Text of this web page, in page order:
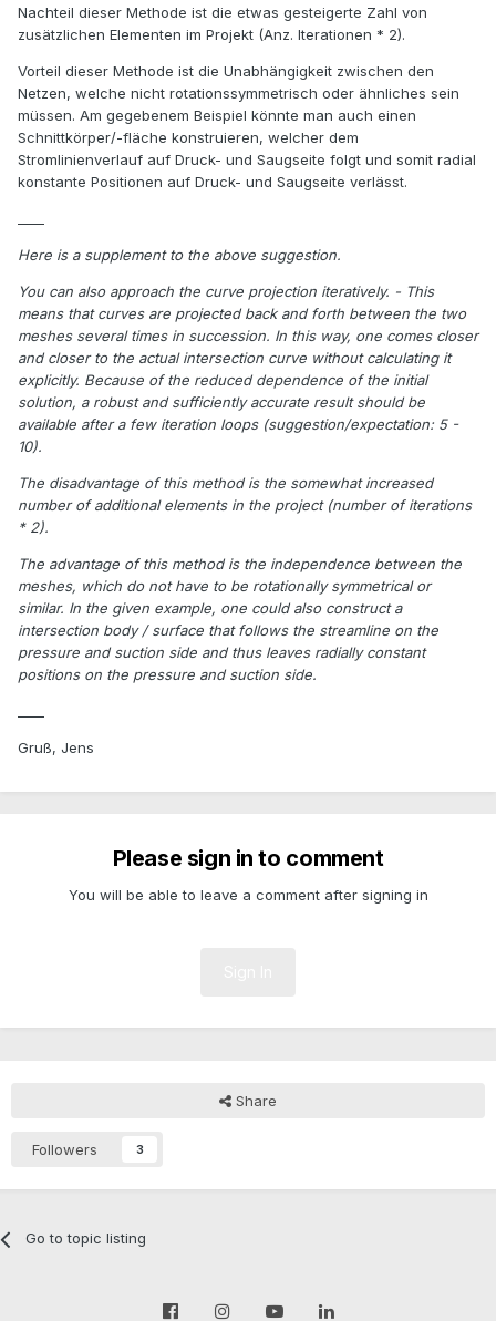
Nachteil dieser Methode ist die etwas gesteigerte Zahl von
zusätzlichen Elementen im Projekt (Anz. Iterationen * 2).
Vorteil dieser Methode ist die Unabhängigkeit zwischen den
Netzen, welche nicht rotationssymmetrisch oder ähnliches sein
müssen. Am gegebenem Beispiel könnte man auch einen
Schnittkörper/-fläche konstruieren, welcher dem
Stromlinienverlauf auf Druck- und Saugseite folgt und somit radial
konstante Positionen auf Druck- und Saugseite verlässt.
Here is a supplement to the above suggestion.
You can also approach the curve projection iteratively. - This
means that curves are projected back and forth between the two
meshes several times in succession. In this way, one comes closer
and closer to the actual intersection curve without calculating it
explicitly. Because of the reduced dependence of the initial
solution, a robust and sufficiently accurate result should be
available after a few iteration loops (suggestion/expectation: 5 -
10).
The disadvantage of this method is the somewhat increased
number of additional elements in the project (number of iterations
* 2).
The advantage of this method is the independence between the
meshes, which do not have to be rotationally symmetrical or
similar. In the given example, one could also construct a
intersection body / surface that follows the streamline on the
pressure and suction side and thus leaves radially constant
positions on the pressure and suction side.
Gruß, Jens
Please sign in to comment
You will be able to leave a comment after signing in
Share
Followers 3
Go to topic listing